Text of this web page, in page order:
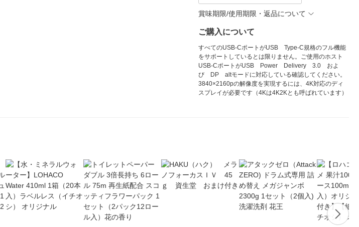
賞味期限/使用期限・返品について
ご購入について
すべてのUSB-CポートがUSB Type-C規格のフル機能
をサポートしているとは限りません。ご使用のホスト
USB-CポートがUSB Power Delivery 3.0 およ
び DP altモードに対応している確認してください。
3840×2160pの解像度を実現するには、4K対応のディ
スプレイが必要です（4Kは4K2Kとも呼ばれています）